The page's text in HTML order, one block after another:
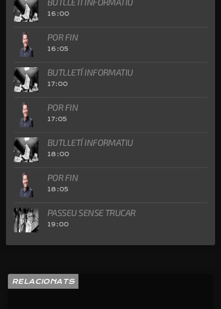
16:00
POR FIN
16:05
BUTLLETÍ INFORMATIU
17:00
POR FIN
17:05
BUTLLETÍ INFORMATIU
18:00
POR FIN
18:05
PASSEU SENSE TRUCAR
19:00
RELACIONATS